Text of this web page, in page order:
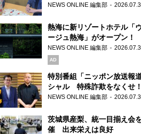
見つけた家庭料理の知恵
NEWS ONLINE 編集部
熱海に新リゾートホテル「
ージュ熱海」がオープン！
NEWS ONLINE 編集部
AD
特別番組「ニッポン放送報
シャル 特殊詐欺をなくせ
害者・加害者・警視庁が語る
NEWS ONLINE 編集部
茨城県産梨、統一目揃え会
催 出来栄えは良好